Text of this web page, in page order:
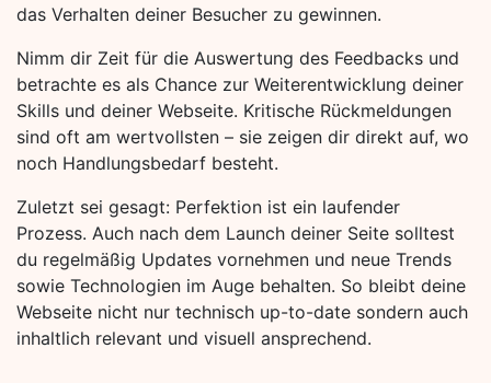
das Verhalten deiner Besucher zu gewinnen.
Nimm dir Zeit für die Auswertung des Feedbacks und
betrachte es als Chance zur Weiterentwicklung deiner
Skills und deiner Webseite. Kritische Rückmeldungen
sind oft am wertvollsten – sie zeigen dir direkt auf, wo
noch Handlungsbedarf besteht.
Zuletzt sei gesagt: Perfektion ist ein laufender
Prozess. Auch nach dem Launch deiner Seite solltest
du regelmäßig Updates vornehmen und neue Trends
sowie Technologien im Auge behalten. So bleibt deine
Webseite nicht nur technisch up-to-date sondern auch
inhaltlich relevant und visuell ansprechend.